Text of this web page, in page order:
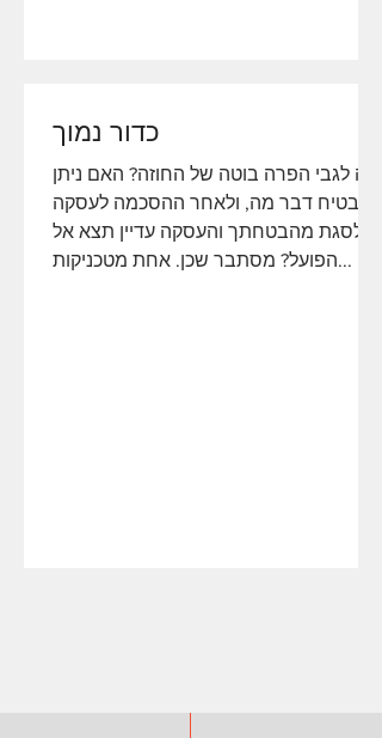
כדור נמוך
מה לגבי הפרה בוטה של החוזה? האם ניתן
להבטיח דבר מה, ולאחר ההסכמה לעסקה
לסגת מהבטחתך והעסקה עדיין תצא אל
הפועל? מסתבר שכן. אחת מטכניקות...